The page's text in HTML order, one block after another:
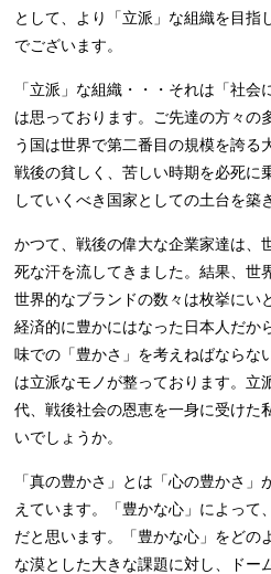
として、より「立派」な組織を目指
でございます。
「立派」な組織・・・それは「社
は思っております。ご先達の方々の
う国は世界で第二番目の規模を誇る
戦後の貧しく、苦しい時期を必死に
していくべき国家としての土台を築
かつて、戦後の偉大な企業家達は、
死な汗を流してきました。結果、世
世界的なブランドの数々は枚挙にい
経済的に豊かにはなった日本人だか
味での「豊かさ」を考えねばならな
は立派なモノが整っております。立
代、戦後社会の恩恵を一身に受けた
いでしょうか。
「真の豊かさ」とは「心の豊かさ
えています。「豊かな心」によって
だと思います。「豊かな心」をどの
な漠とした大きな課題に対し、ドー